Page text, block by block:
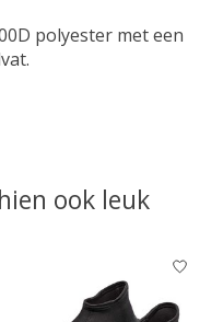
polyester met een
ook leuk